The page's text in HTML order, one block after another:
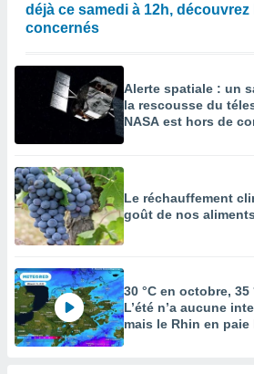
déjà ce samedi à 12h,
concernés
Alerte spatiale : un
la rescousse du
NASA est hors de
Le réchauffement
goût de nos aliments
30 °C en octobre,
L’été n’a aucune
mais le Rhin en paie